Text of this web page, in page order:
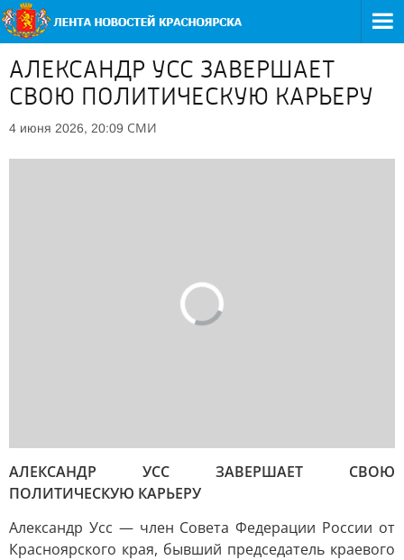
АЛЕКСАНДР УСС ЗАВЕРШАЕТ
СВОЮ ПОЛИТИЧЕСКУЮ КАРЬЕРУ
4 июня 2026, 20:09 СМИ
АЛЕКСАНДР УСС ЗАВЕРШАЕТ СВОЮ
ПОЛИТИЧЕСКУЮ КАРЬЕРУ
Александр Усс — член Совета Федерации России от
Красноярского края, бывший председатель краевого